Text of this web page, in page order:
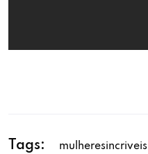
Tags: mulheresincriveis